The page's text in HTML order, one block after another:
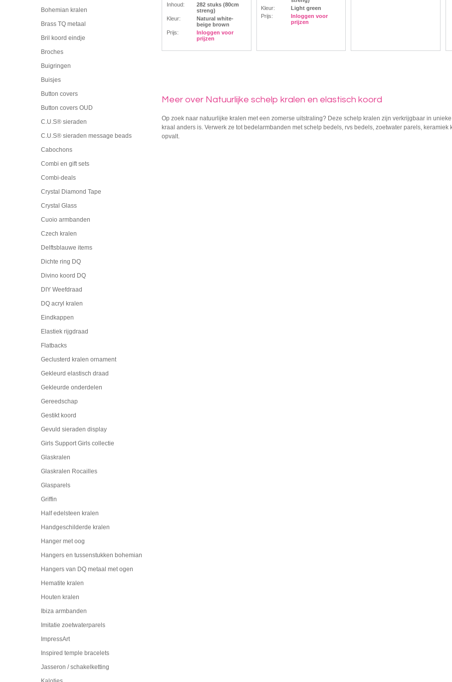
Bohemian kralen
Brass TQ metaal
Bril koord eindje
Broches
Buigringen
Buisjes
Button covers
Button covers OUD
C.U.S® sieraden
C.U.S® sieraden message beads
Cabochons
Combi en gift sets
Combi-deals
Crystal Diamond Tape
Crystal Glass
Cuoio armbanden
Czech kralen
Delftsblauwe items
Dichte ring DQ
Divino koord DQ
DIY Weefdraad
DQ acryl kralen
Eindkappen
Elastiek rijgdraad
Flatbacks
Geclusterd kralen ornament
Gekleurd elastisch draad
Gekleurde onderdelen
Gereedschap
Gestikt koord
Gevuld sieraden display
Girls Support Girls collectie
Glaskralen
Glaskralen Rocailles
Glasparels
Griffin
Half edelsteen kralen
Handgeschilderde kralen
Hanger met oog
Hangers en tussenstukken bohemian
Hangers van DQ metaal met ogen
Hematite kralen
Houten kralen
Ibiza armbanden
Imitatie zoetwaterparels
ImpressArt
Inspired temple bracelets
Jasseron / schakelketting
Inhoud:
282 stuks (80cm
streng)
Kleur:
Natural white-
beige brown
Prijs:
Inloggen voor
prijzen
Kleur:
Light green
Prijs:
Inloggen voor
prijzen
Meer over Natuurlijke schelp kralen en elastisch koord
Op zoek naar natuurlijke kralen met een zomerse uitstraling? Deze schelp kralen zijn verkrijgbaar in
kraal anders is. Verwerk ze tot bedelarmbanden met schelp bedels, rvs bedels, zoetwater parels,
opvalt.